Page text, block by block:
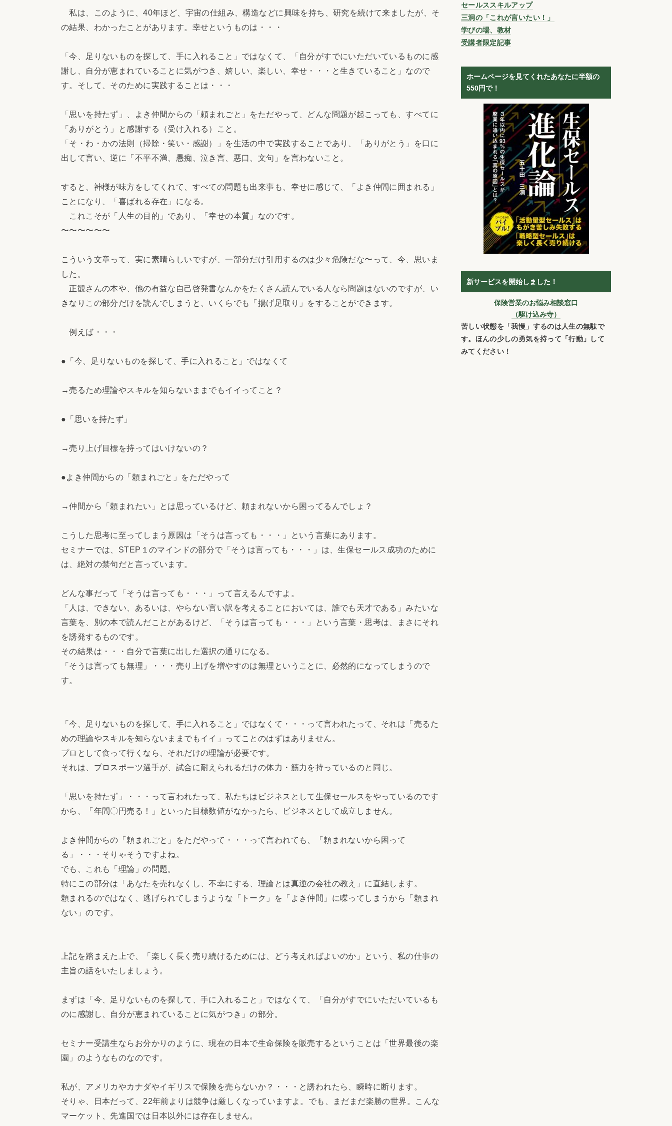
私は、このように、40年ほど、宇宙の仕組み、構造などに興味を持ち、研究を続けて来ましたが、そ
の結果、わかったことがあります。幸せというものは・・・
「今、足りないものを探して、手に入れること」ではなくて、「自分がすでにいただいているものに感
謝し、自分が恵まれていることに気がつき、嬉しい、楽しい、幸せ・・・と生きていること」なので
す。そして、そのために実践することは・・・
「思いを持たず」、よき仲間からの「頼まれごと」をただやって、どんな問題が起こっても、すべてに
「ありがとう」と感謝する（受け入れる）こと。
「そ・わ・かの法則（掃除・笑い・感謝）」を生活の中で実践することであり、「ありがとう」を口に
出して言い、逆に「不平不満、愚痴、泣き言、悪口、文句」を言わないこと。
すると、神様が味方をしてくれて、すべての問題も出来事も、幸せに感じて、「よき仲間に囲まれる」
ことになり、「喜ばれる存在」になる。
これこそが「人生の目的」であり、「幸せの本質」なのです。
〜〜〜〜〜〜
こういう文章って、実に素晴らしいですが、一部分だけ引用するのは少々危険だな〜って、今、思いま
した。
正観さんの本や、他の有益な自己啓発書なんかをたくさん読んでいる人なら問題はないのですが、い
きなりこの部分だけを読んでしまうと、いくらでも「揚げ足取り」をすることができます。
例えば・・・
●「今、足りないものを探して、手に入れること」ではなくて
→売るため理論やスキルを知らないままでもイイってこと？
●「思いを持たず」
→売り上げ目標を持ってはいけないの？
●よき仲間からの「頼まれごと」をただやって
→仲間から「頼まれたい」とは思っているけど、頼まれないから困ってるんでしょ？
こうした思考に至ってしまう原因は「そうは言っても・・・」という言葉にあります。
セミナーでは、STEP１のマインドの部分で「そうは言っても・・・」は、生保セールス成功のために
は、絶対の禁句だと言っています。
どんな事だって「そうは言っても・・・」って言えるんですよ。
「人は、できない、あるいは、やらない言い訳を考えることにおいては、誰でも天才である」みたいな
言葉を、別の本で読んだことがあるけど、「そうは言っても・・・」という言葉・思考は、まさにそれ
を誘発するものです。
その結果は・・・自分で言葉に出した選択の通りになる。
「そうは言っても無理」・・・売り上げを増やすのは無理ということに、必然的になってしまうので
す。
「今、足りないものを探して、手に入れること」ではなくて・・・って言われたって、それは「売るた
めの理論やスキルを知らないままでもイイ」ってことのはずはありません。
プロとして食って行くなら、それだけの理論が必要です。
それは、プロスポーツ選手が、試合に耐えられるだけの体力・筋力を持っているのと同じ。
「思いを持たず」・・・って言われたって、私たちはビジネスとして生保セールスをやっているのです
から、「年間〇円売る！」といった目標数値がなかったら、ビジネスとして成立しません。
よき仲間からの「頼まれごと」をただやって・・・って言われても、「頼まれないから困って
る」・・・そりゃそうですよね。
でも、これも「理論」の問題。
特にこの部分は「あなたを売れなくし、不幸にする、理論とは真逆の会社の教え」に直結します。
頼まれるのではなく、逃げられてしまうような「トーク」を「よき仲間」に喋ってしまうから「頼まれ
ない」のです。
上記を踏まえた上で、「楽しく長く売り続けるためには、どう考えればよいのか」という、私の仕事の
主旨の話をいたしましょう。
まずは「今、足りないものを探して、手に入れること」ではなくて、「自分がすでにいただいているも
のに感謝し、自分が恵まれていることに気がつき」の部分。
セミナー受講生ならお分かりのように、現在の日本で生命保険を販売するということは「世界最後の楽
園」のようなものなのです。
私が、アメリカやカナダやイギリスで保険を売らないか？・・・と誘われたら、瞬時に断ります。
そりゃ、日本だって、22年前よりは競争は厳しくなっていますよ。でも、まだまだ楽勝の世界。こんな
マーケット、先進国では日本以外には存在しません。
セールススキルアップ
三洞の「これが言いたい！」
学びの場、教材
受講者限定記事
ホームページを見てくれたあなたに半額の
550円で！
新サービスを開始しました！
保険営業のお悩み相談窓口
（駆け込み寺）
苦しい状態を「我慢」するのは人生の無駄で
す。ほんの少しの勇気を持って「行動」して
みてください！